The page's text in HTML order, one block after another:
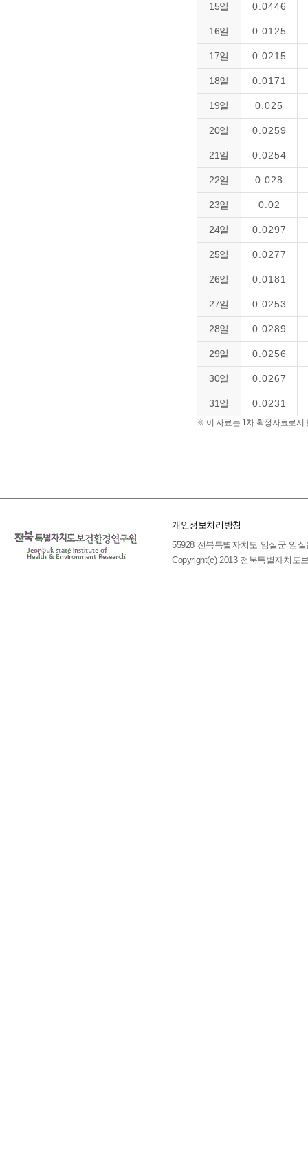
15일 0.0446
16일 0.0125
17일 0.0215
18일 0.0171
19일 0.025
20일 0.0259
21일 0.0254
22일 0.028
23일 0.02
24일 0.0297
25일 0.0277
26일 0.0181
27일 0.0253
28일 0.0289
29일 0.0256
30일 0.0267
31일 0.0231
※ 이 자료는 1차 확정자료로서
개인정보처리방침
55928 전북특별자치도 임실군 임
Copyright(c) 2013 전북특별자치도